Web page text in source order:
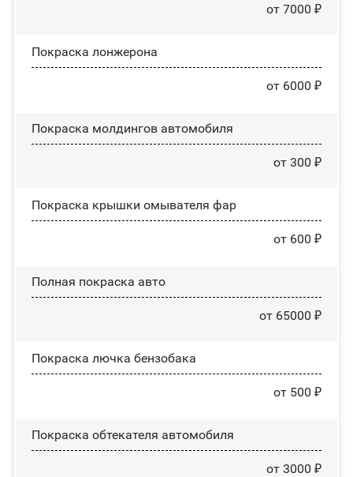
от 7000 ₽
Покраска лонжерона
от 6000 ₽
Покраска молдингов автомобиля
от 300 ₽
Покраска крышки омывателя фар
от 600 ₽
Полная покраска авто
от 65000 ₽
Покраска лючка бензобака
от 500 ₽
Покраска обтекателя автомобиля
от 3000 ₽